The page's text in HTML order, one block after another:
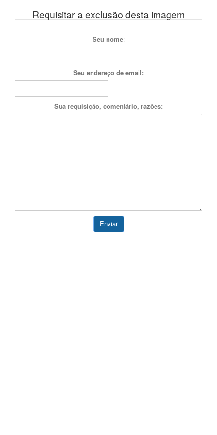
Requisitar a exclusão desta imagem
Seu nome:
Seu endereço de email:
Sua requisição, comentário, razões: